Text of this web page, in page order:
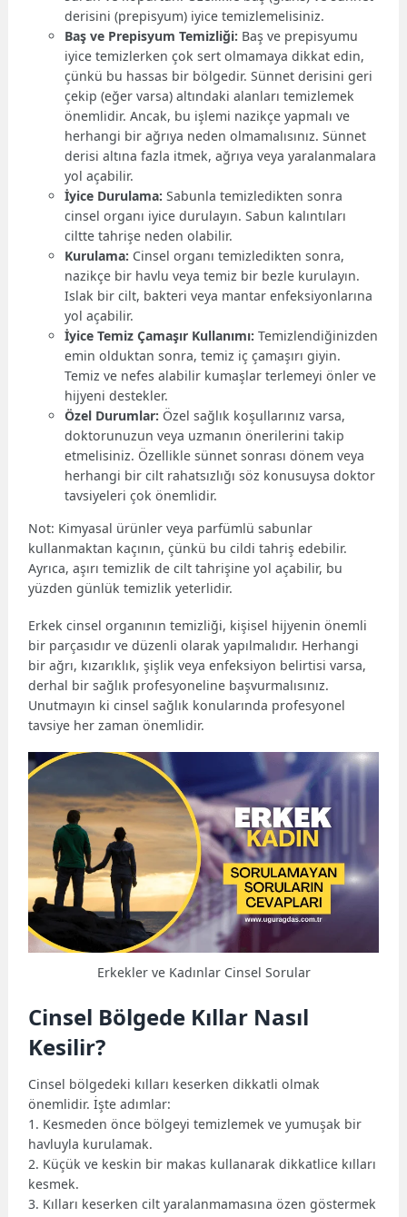
derisini (prepisyum) iyice temizlemelisiniz.
Baş ve Prepisyum Temizliği: Baş ve prepisyumu
iyice temizlerken çok sert olmamaya dikkat edin,
çünkü bu hassas bir bölgedir. Sünnet derisini geri
çekip (eğer varsa) altındaki alanları temizlemek
önemlidir. Ancak, bu işlemi nazikçe yapmalı ve
herhangi bir ağrıya neden olmamalısınız. Sünnet
derisi altına fazla itmek, ağrıya veya yaralanmalara
yol açabilir.
İyice Durulama: Sabunla temizledikten sonra
cinsel organı iyice durulayın. Sabun kalıntıları
ciltte tahrişe neden olabilir.
Kurulama: Cinsel organı temizledikten sonra,
nazikçe bir havlu veya temiz bir bezle kurulayın.
Islak bir cilt, bakteri veya mantar enfeksiyonlarına
yol açabilir.
İyice Temiz Çamaşır Kullanımı: Temizlendiğinizden
emin olduktan sonra, temiz iç çamaşırı giyin.
Temiz ve nefes alabilir kumaşlar terlemeyi önler ve
hijyeni destekler.
Özel Durumlar: Özel sağlık koşullarınız varsa,
doktorunuzun veya uzmanın önerilerini takip
etmelisiniz. Özellikle sünnet sonrası dönem veya
herhangi bir cilt rahatsızlığı söz konusuysa doktor
tavsiyeleri çok önemlidir.
Not: Kimyasal ürünler veya parfümlü sabunlar
kullanmaktan kaçının, çünkü bu cildi tahriş edebilir.
Ayrıca, aşırı temizlik de cilt tahrişine yol açabilir, bu
yüzden günlük temizlik yeterlidir.
Erkek cinsel organının temizliği, kişisel hijyenin önemli
bir parçasıdır ve düzenli olarak yapılmalıdır. Herhangi
bir ağrı, kızarıklık, şişlik veya enfeksiyon belirtisi varsa,
derhal bir sağlık profesyoneline başvurmalısınız.
Unutmayın ki cinsel sağlık konularında profesyonel
tavsiye her zaman önemlidir.
Erkekler ve Kadınlar Cinsel Sorular
Cinsel Bölgede Kıllar Nasıl
Kesilir?
Cinsel bölgedeki kılları keserken dikkatli olmak
önemlidir. İşte adımlar:
1. Kesmeden önce bölgeyi temizlemek ve yumuşak bir
havluyla kurulamak.
2. Küçük ve keskin bir makas kullanarak dikkatlice kılları
kesmek.
3. Kılları keserken cilt yaralanmamasına özen göstermek